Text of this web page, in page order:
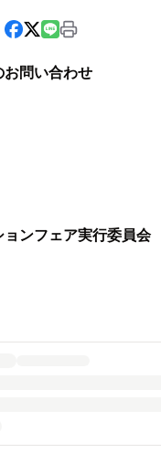
お問い合わせ
ョンフェア実行委員